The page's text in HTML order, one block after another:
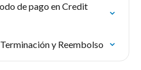
de pago en Credit
y Reembolso